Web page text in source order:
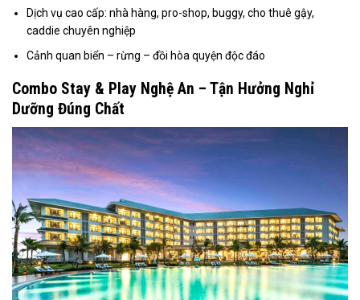
Dịch vụ cao cấp: nhà hàng, pro-shop, buggy, cho thuê gậy,
caddie chuyên nghiệp
Cảnh quan biển – rừng – đồi hòa quyện độc đáo
Combo Stay & Play Nghệ An – Tận Hưởng Nghỉ
Dưỡng Đúng Chất